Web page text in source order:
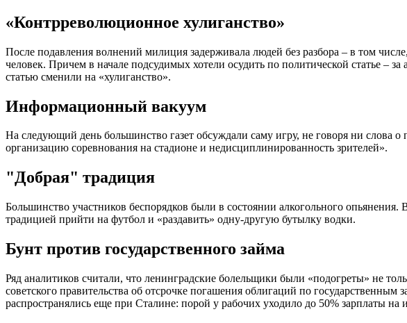
«Контрреволюционное хулиганство»
После подавления волнений милиция задерживала людей без разбора – в том
человек. Причем в начале подсудимых хотели осудить по политической статье –
статью сменили на «хулиганство».
Информационный вакуум
На следующий день большинство газет обсуждали саму игру, не говоря ни слова
организацию соревнования на стадионе и недисциплинированность зрителей».
"Добрая" традиция
Большинство участников беспорядков были в состоянии алкогольного
традицией прийти на футбол и «раздавить» одну-другую бутылку водки.
Бунт против государственного займа
Ряд аналитиков считали, что ленинградские болельщики были «подогреты» не
советского правительства об отсрочке погашения облигаций по
распространялись еще при Сталине: порой у рабочих уходило до 50% зарплаты на